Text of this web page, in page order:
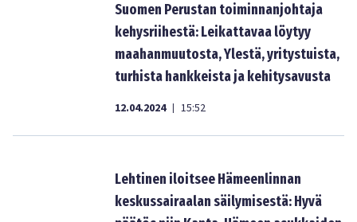
Suomen Perustan toiminnanjohtaja
kehysriihestä: Leikattavaa löytyy
maahanmuutosta, Ylestä, yritystuista,
turhista hankkeista ja kehitysavusta
12.04.2024 | 15:52
Lehtinen iloitsee Hämeenlinnan
keskussairaalan säilymisestä: Hyvä